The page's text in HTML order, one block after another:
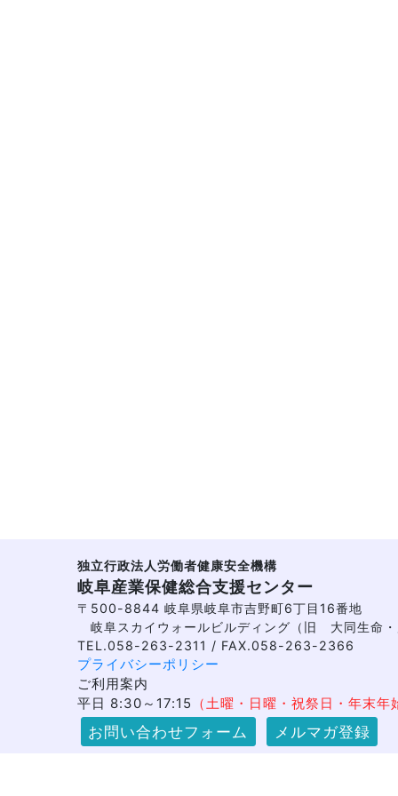
独立行政法人労働者健康安全機構
岐阜産業保健総合支援センター
〒500-8844 岐阜県岐阜市吉野町6丁目16番地
岐阜スカイウォールビルディング（旧 大同生命
TEL.058-263-2311 / FAX.058-263-2366
プライバシーポリシー
ご利用案内
平日 8:30～17:15 （土曜・日曜・祝祭日・年末年
お問い合わせフォーム メルマガ登録